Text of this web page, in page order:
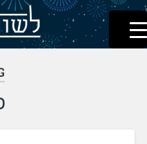
דלג
לתוכן
לשוניאדה
עברית. לשון. שפה